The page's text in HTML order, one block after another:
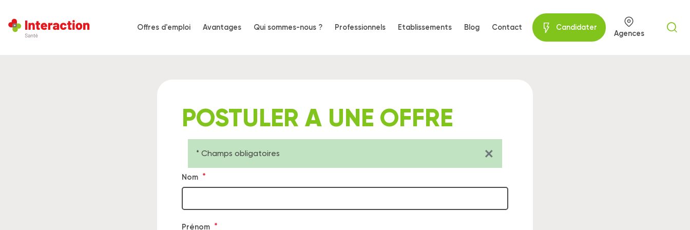
contenu
Offres d'emploi Avantages Qui sommes-nous ? Professionnels Etablissements Blog Contact Candidater
Agences
POSTULER A UNE OFFRE
×
Message
d'information
* Champs obligatoires
Provenance
de
Nom
Prénom